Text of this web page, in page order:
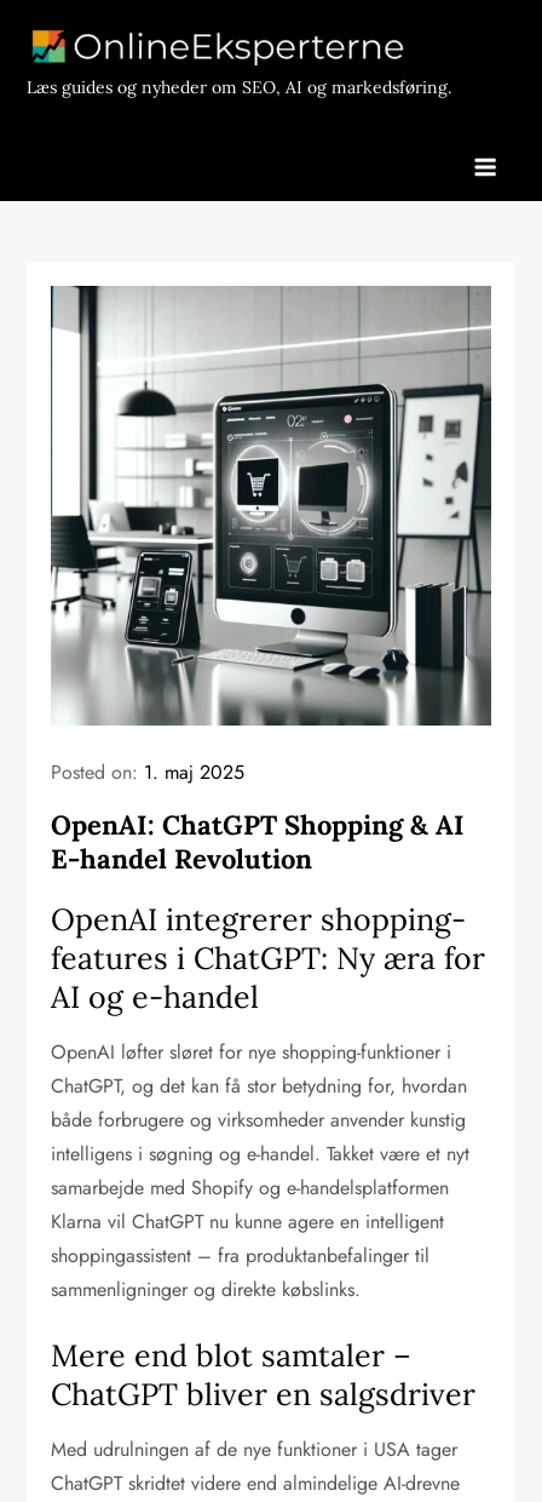
contentLæs guides og nyheder om SEO, AI og markedsføring.
Posted on: 1. maj 2025
OpenAI: ChatGPT Shopping & AI
E-handel Revolution
OpenAI integrerer shopping-
features i ChatGPT: Ny æra for
AI og e-handel
OpenAI løfter sløret for nye shopping-funktioner i
ChatGPT, og det kan få stor betydning for, hvordan
både forbrugere og virksomheder anvender kunstig
intelligens i søgning og e-handel. Takket være et nyt
samarbejde med Shopify og e-handelsplatformen
Klarna vil ChatGPT nu kunne agere en intelligent
shoppingassistent – fra produktanbefalinger til
sammenligninger og direkte købslinks.
Mere end blot samtaler –
ChatGPT bliver en salgsdriver
Med udrulningen af de nye funktioner i USA tager
ChatGPT skridtet videre end almindelige AI-drevne